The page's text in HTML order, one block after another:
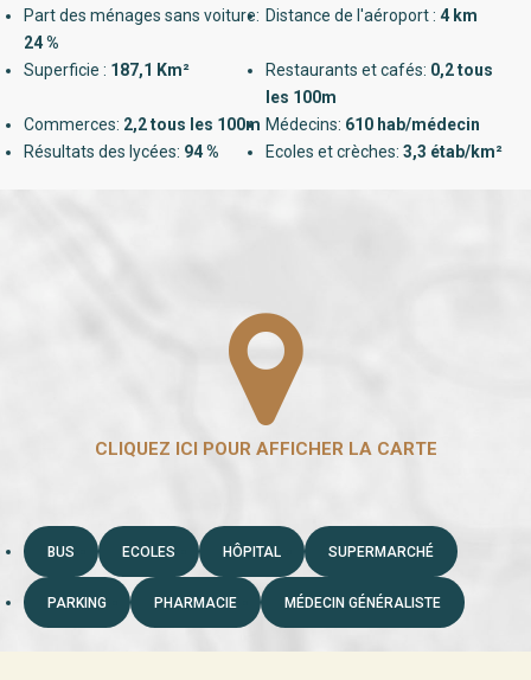
Part des ménages sans voiture:
24 %
Distance de l'aéroport : 4 km
Superficie : 187,1 Km² Restaurants et cafés: 0,2 tous
les 100m
Commerces: 2,2 tous les 100m Médecins: 610 hab/médecin
Résultats des lycées: 94 % Ecoles et crèches: 3,3 étab/km²
BUS ECOLES HÔPITAL SUPERMARCHÉ
PARKING PHARMACIE MÉDECIN GÉNÉRALISTE